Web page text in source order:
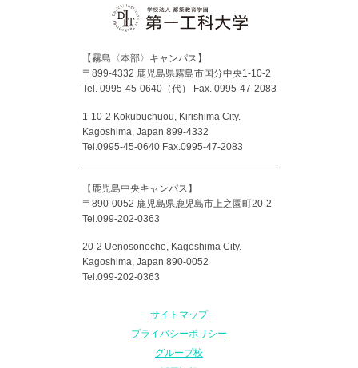
【霧島〈本部〉キャンパス】
〒899-4332 鹿児島県霧島市国分中央1-10-2
Tel. 0995-45-0640（代）
Fax. 0995-47-2083
1-10-2 Kokubuchuou, Kirishima City.
Kagoshima, Japan 899-4332
Tel.0995-45-0640 Fax.0995-47-2083
【鹿児島中央キャンパス】
〒890-0052 鹿児島県鹿児島市上之園町20-2
Tel.099-202-0363
20-2 Uenosonocho, Kagoshima City.
Kagoshima, Japan 890-0052
Tel.099-202-0363
サイトマップ
プライバシーポリシー
グループ校